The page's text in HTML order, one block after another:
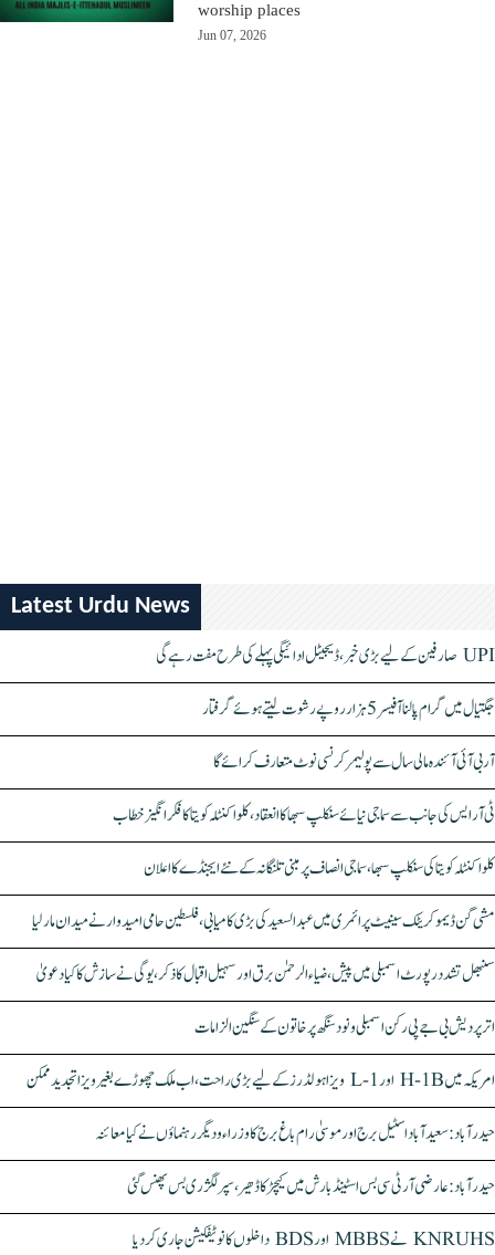
worship places
Jun 07, 2026
Latest Urdu News
UPI صارفین کے لیے بڑی خبر، ڈیجیٹل ادائیگی پہلے کی طرح مفت رہے گی
جگتیال میں گرام پالنا آفیسر 5 ہزار روپے رشوت لیتے ہوئے گرفتار
آر بی آئی آئندہ مالی سال سے پولیمر کرنسی نوٹ متعارف کرائے گا
ٹی آر ایس کی جانب سے سماجی نیائے سنکلپ سبھا کا انعقاد، کلواکنٹلہ کویتا کا فکر انگیز خطاب
کلواکنٹلہ کویتا کی سنکلپ سبھا، سماجی انصاف پر مبنی تلنگانہ کے نئے ایجنڈے کا اعلان
مشی گن ڈیموکریٹک سینیٹ پرائمری میں عبدالسعید کی بڑی کامیابی، فلسطین حامی امیدوار نے میدان مار لیا
سنبھل تشدد رپورٹ اسمبلی میں پیش، ضیاء الرحمٰن برق اور سہیل اقبال کا ذکر، یوگی نے سازش کا کیا دعویٰ
اتر پردیش بی جے پی رکن اسمبلی ونود سنگھ پر خاتون کے سنگین الزامات
امریکہ میں H-1B اور L-1 ویزا ہولڈرز کے لیے بڑی راحت، اب ملک چھوڑے بغیر ویزا تجدید ممکن
حیدرآباد: سعیدآباد اسٹیل برج اور موسیٰ رام باغ برج کا وزراء و دیگر رہنماؤں نے کیا معائنہ
حیدرآباد: عارضی آر ٹی سی بس اسٹینڈ بارش میں کیچڑ کا ڈھیر، سپر لگژری بس پھنس گئی
KNRUHS نے MBBS اور BDS داخلوں کا نوٹیفکیشن جاری کر دیا